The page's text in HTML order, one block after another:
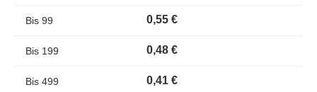
Bis 99 0,55 €
Bis 199 0,48 €
Bis 499 0,41 €